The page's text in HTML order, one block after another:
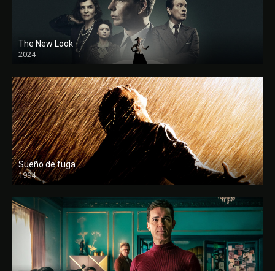
The New Look
2024
Sueño de fuga
1994
FULL HD